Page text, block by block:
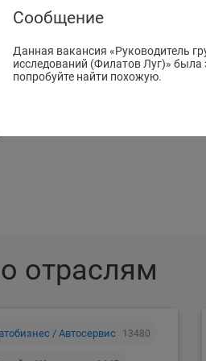
отраслям
/ Автосервис 13480
Сообщение
Данная вакансия «Руководитель
исследований (Филатов Луг)»
попробуйте найти похожую.